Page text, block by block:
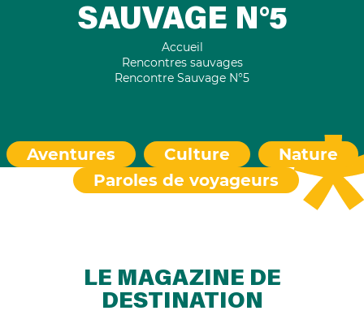
SAUVAGE N°5
Accueil
Rencontres sauvages
Rencontre Sauvage N°5
Aventures Culture
Nature
Paroles de voyageurs
LE MAGAZINE DE
DESTINATION